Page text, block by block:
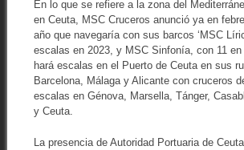
En lo que se refiere a la zona del
en Ceuta, MSC Cruceros anunció ya en
año que navegaría con sus barcos ‘MSC
escalas en 2023, y MSC Sinfonía, con 11
hará escalas en el Puerto de Ceuta en sus
Barcelona, Málaga y Alicante con cruceros
escalas en Génova, Marsella, Tánger,
y Ceuta.
La presencia de Autoridad Portuaria de